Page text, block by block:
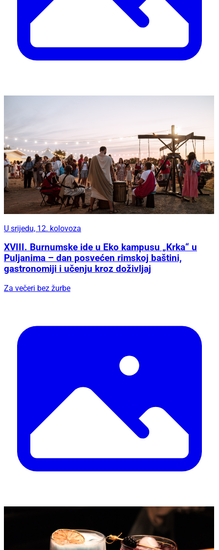
U srijedu, 12. kolovoza
XVIII. Burnumske ide u Eko kampusu „Krka“ u
Puljanima – dan posvećen rimskoj baštini,
gastronomiji i učenju kroz doživljaj
Za večeri bez žurbe